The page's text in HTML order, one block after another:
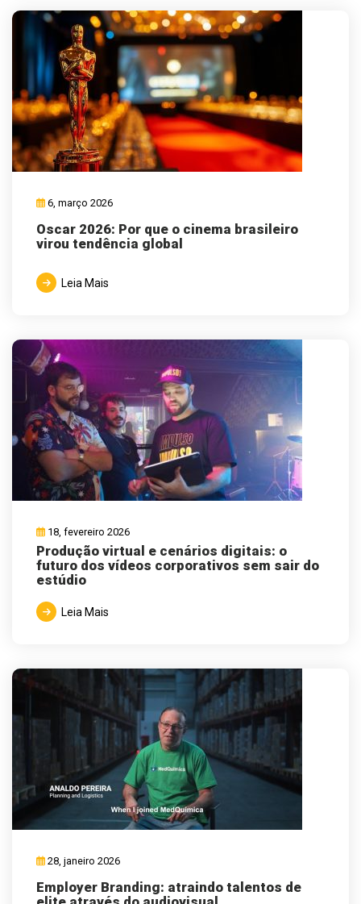
6, março 2026
Oscar 2026: Por que o cinema brasileiro
virou tendência global
Leia Mais
18, fevereiro 2026
Produção virtual e cenários digitais: o
futuro dos vídeos corporativos sem sair do
estúdio
Leia Mais
28, janeiro 2026
Employer Branding: atraindo talentos de